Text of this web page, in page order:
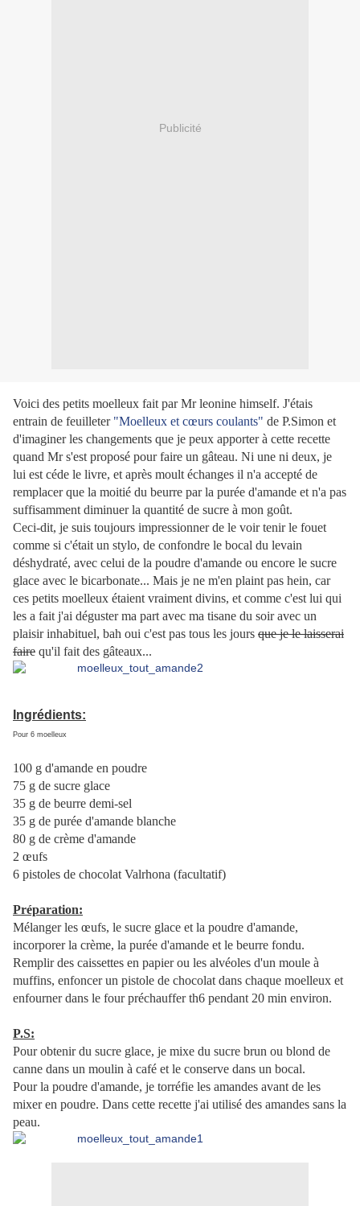
Publicité
Voici des petits moelleux fait par Mr leonine himself. J'étais
entrain de feuilleter "Moelleux et cœurs coulants" de P.Simon et
d'imaginer les changements que je peux apporter à cette recette
quand Mr s'est proposé pour faire un gâteau. Ni une ni deux, je
lui est céde le livre, et après moult échanges il n'a accepté de
remplacer que la moitié du beurre par la purée d'amande et n'a pas
suffisamment diminuer la quantité de sucre à mon goût.
Ceci-dit, je suis toujours impressionner de le voir tenir le fouet
comme si c'était un stylo, de confondre le bocal du levain
déshydraté, avec celui de la poudre d'amande ou encore le sucre
glace avec le bicarbonate... Mais je ne m'en plaint pas hein, car
ces petits moelleux étaient vraiment divins, et comme c'est lui qui
les a fait j'ai déguster ma part avec ma tisane du soir avec un
plaisir inhabituel, bah oui c'est pas tous les jours que je le laisserai
faire qu'il fait des gâteaux...
Ingrédients:
Pour 6 moelleux
100 g d'amande en poudre
75 g de sucre glace
35 g de beurre demi-sel
35 g de purée d'amande blanche
80 g de crème d'amande
2 œufs
6 pistoles de chocolat Valrhona (facultatif)
Préparation:
Mélanger les œufs, le sucre glace et la poudre d'amande,
incorporer la crème, la purée d'amande et le beurre fondu.
Remplir des caissettes en papier ou les alvéoles d'un moule à
muffins, enfoncer un pistole de chocolat dans chaque moelleux et
enfourner dans le four préchauffer th6 pendant 20 min environ.
P.S:
Pour obtenir du sucre glace, je mixe du sucre brun ou blond de
canne dans un moulin à café et le conserve dans un bocal.
Pour la poudre d'amande, je torréfie les amandes avant de les
mixer en poudre. Dans cette recette j'ai utilisé des amandes sans la
peau.